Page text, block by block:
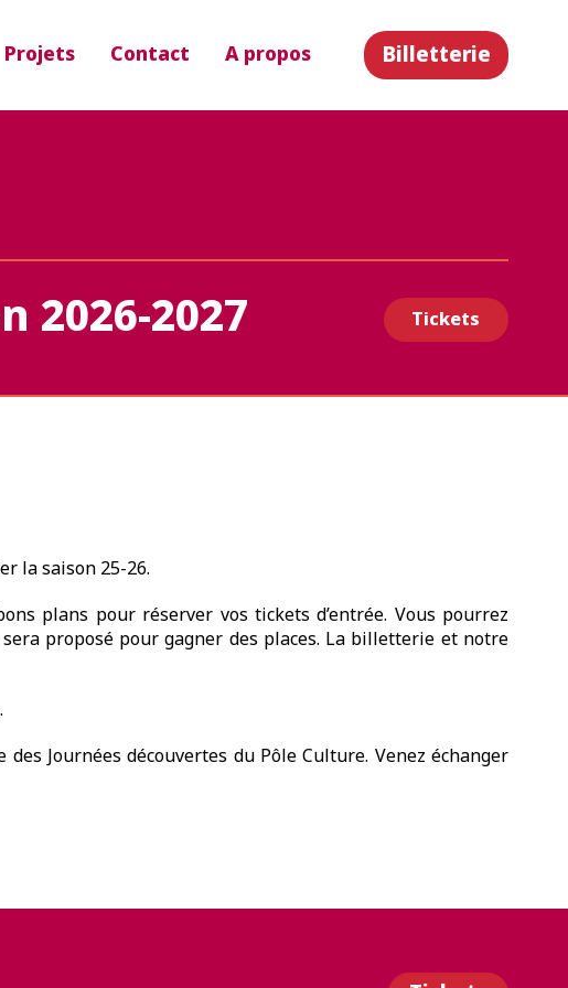
Billetterie
Projets Contact A propos
2026-2027 Tickets
la saison 25-26.
plans pour réserver vos tickets d’entrée. Vous pourrez
proposé pour gagner des places. La billetterie et notre
Journées découvertes du Pôle Culture. Venez échanger